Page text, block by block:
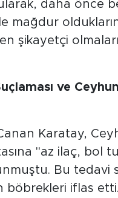
daha önce
mağdur
şikayetçi olmaları
ve
Karatay,
"az ilaç, bol
Bu tedavi
böbrekleri iflas